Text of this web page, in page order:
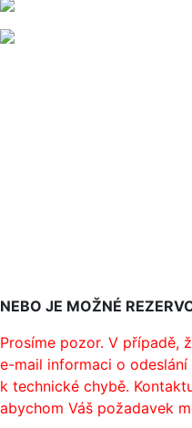
NEBO JE MOŽNÉ
Prosíme pozor. V případě,
e-mail informaci o
k technické chybě.
abychom Váš požadavek